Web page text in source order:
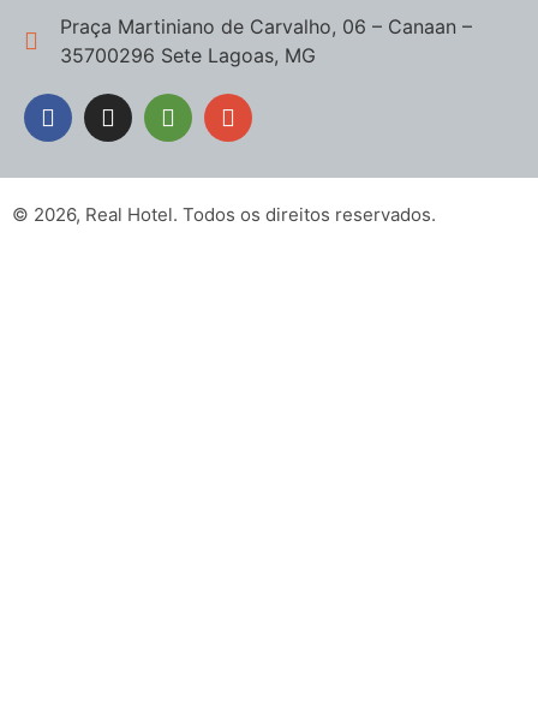
Praça Martiniano de Carvalho, 06 – Canaan –
35700296 Sete Lagoas, MG
© 2026, Real Hotel. Todos os direitos reservados.